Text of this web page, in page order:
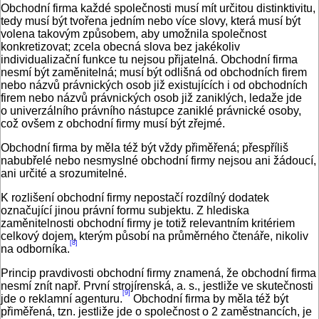
Obchodní firma každé společnosti musí mít určitou distinktivitu,
tedy musí být tvořena jedním nebo více slovy, která musí být
volena takovým způsobem, aby umožnila společnost
konkretizovat; zcela obecná slova bez jakékoliv
individualizační funkce tu nejsou přijatelná. Obchodní firma
nesmí být zaměnitelná; musí být odlišná od obchodních firem
nebo názvů právnických osob již existujících i od obchodních
firem nebo názvů právnických osob již zaniklých, ledaže jde
o univerzálního právního nástupce zaniklé právnické osoby,
což ovšem z obchodní firmy musí být zřejmé.
Obchodní firma by měla též být vždy přiměřená; přespříliš
nabubřelé nebo nesmyslné obchodní firmy nejsou ani žádoucí,
ani určité a srozumitelné.
K rozlišení obchodní firmy nepostačí rozdílný dodatek
označující jinou právní formu subjektu. Z hlediska
zaměnitelnosti obchodní firmy je totiž relevantním kritériem
celkový dojem, kterým působí na průměrného čtenáře, nikoliv
na odborníka. [8]
Princip pravdivosti obchodní firmy znamená, že obchodní firma
nesmí znít např. První strojírenská, a. s., jestliže ve skutečnosti
jde o reklamní agenturu. [9] Obchodní firma by měla též být
přiměřená, tzn. jestliže jde o společnost o 2 zaměstnancích, je